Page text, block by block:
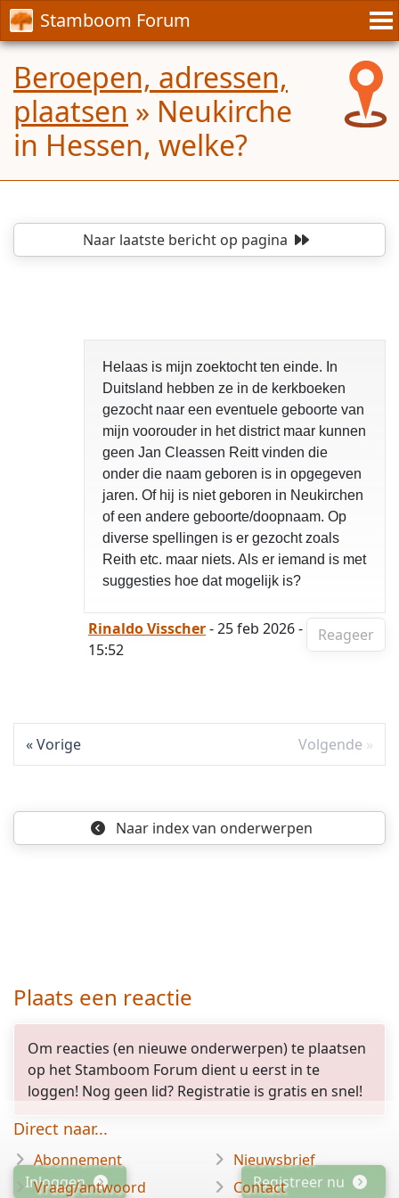
Stamboom Forum
Beroepen, adressen,
plaatsen » Neukirche
in Hessen, welke?
Naar laatste berichtop pagina
Helaas is mijn zoektocht ten einde. In
Duitsland hebben ze in de kerkboeken
gezocht naar een eventuele geboorte van
mijn voorouder in het district maar kunnen
geen Jan Cleassen Reitt vinden die
onder die naam geboren is in opgegeven
jaren. Of hij is niet geboren in Neukirchen
of een andere geboorte/doopnaam. Op
diverse spellingen is er gezocht zoals
Reith etc. maar niets. Als er iemand is met
suggesties hoe dat mogelijk is?
Reageer
Rinaldo Visscher- 25 feb 2026 -
15:52
Vorige Volgende
Naar indexvan onderwerpen
Plaats een reactie
Om reacties (en nieuwe onderwerpen) te plaatsen
op het Stamboom Forum dient u eerst in te
loggen! Nog geen lid? Registratie is gratis en snel!
Inloggen Registreer nu
Direct naar...
Abonnement
Vraag/antwoord
Nieuwsbrief
Contact